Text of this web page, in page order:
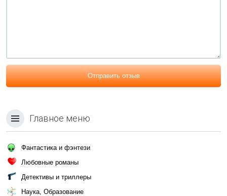
Отправить отзыв
Главное меню
Фантастика и фэнтези
Любовные романы
Детективы и триллеры
Наука, Образование